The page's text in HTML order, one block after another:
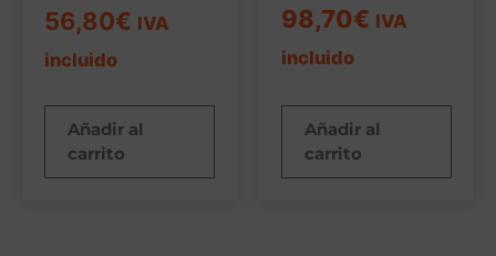
56,80€ IVA
incluido
Añadir al
carrito
98,70€ IVA
incluido
Añadir al
carrito